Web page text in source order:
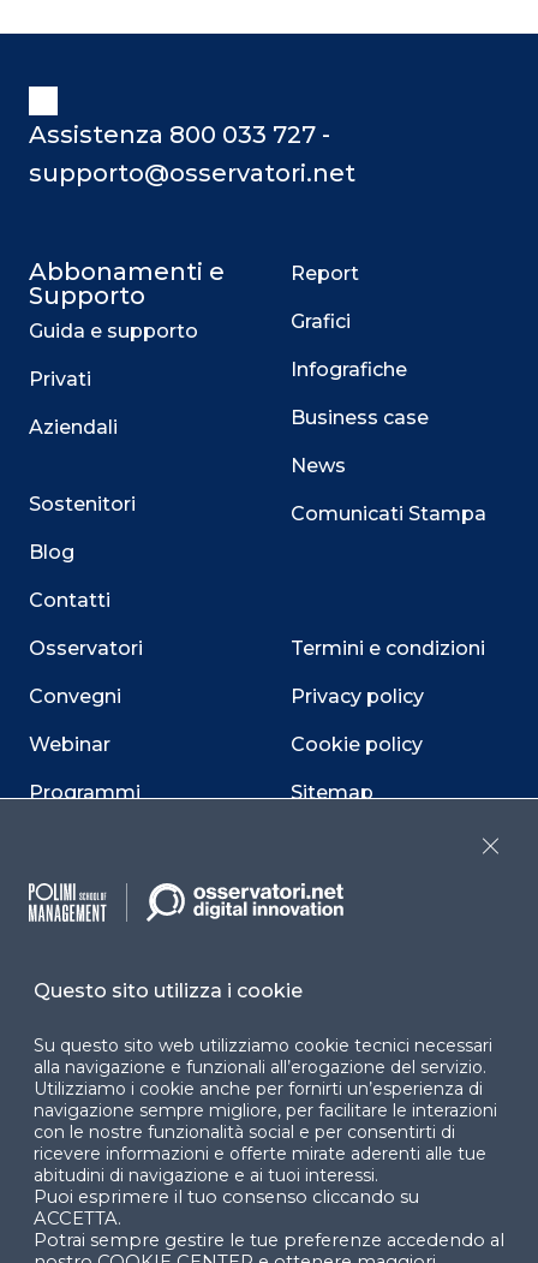
Assistenza 800 033 727 -
supporto@osservatori.net
Abbonamenti e
Supporto
Guida e supporto
Privati
Aziendali
Sostenitori
Blog
Contatti
Osservatori
Convegni
Webinar
Programmi
Report
Grafici
Infografiche
Business case
News
Comunicati Stampa
Termini e condizioni
Privacy policy
Cookie policy
Sitemap
Facebook LinkedIn
YouTube X
Questo sito utilizza i cookie
Su questo sito web utilizziamo cookie tecnici necessari
alla navigazione e funzionali all’erogazione del servizio.
Utilizziamo i cookie anche per fornirti un’esperienza di
navigazione sempre migliore, per facilitare le interazioni
con le nostre funzionalità social e per consentirti di
ricevere informazioni e offerte mirate aderenti alle tue
abitudini di navigazione e ai tuoi interessi.
Puoi esprimere il tuo consenso cliccando su
ACCETTA.
Potrai sempre gestire le tue preferenze accedendo al